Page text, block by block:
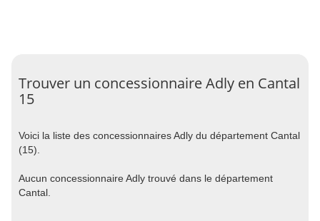
Trouver un concessionnaire Adly en Cantal
15
Voici la liste des concessionnaires Adly du département Cantal
(15).
Aucun concessionnaire Adly trouvé dans le département
Cantal.